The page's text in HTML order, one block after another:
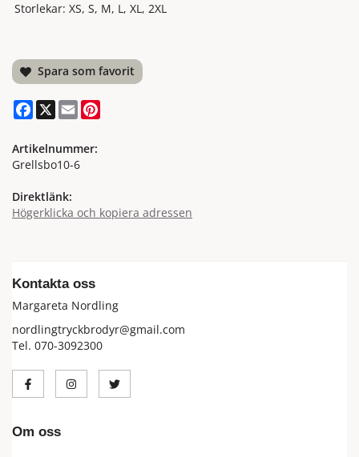
Storlekar: XS, S, M, L, XL, 2XL
Spara som favorit
Facebook
X Email
Artikelnummer:
Grellsbo10-6
Direktlänk:
Högerklicka och kopiera adressen
Kontakta oss
Margareta Nordling
nordlingtryckbrodyr@gmail.com
Tel. 070-3092300
Om oss